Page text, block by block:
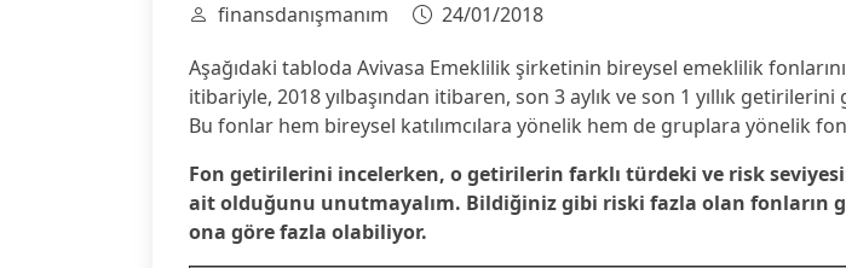
finansdanışmanım
24/01/2018
Aşağıdaki tabloda Avivasa Emeklilik şirketinin bireysel emeklilik
itibariyle, 2018 yılbaşından itibaren, son 3 aylık ve son 1 yıllık
Bu fonlar hem bireysel katılımcılara yönelik hem de gruplara yönelik
Fon getirilerini incelerken, o getirilerin farklı türdeki ve risk
ait olduğunu unutmayalım. Bildiğiniz gibi riski fazla olan fonların
ona göre fazla olabiliyor.